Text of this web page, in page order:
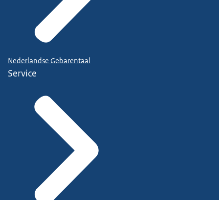
Nederlandse Gebarentaal
Service